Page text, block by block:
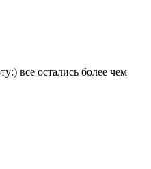
все остались более чем